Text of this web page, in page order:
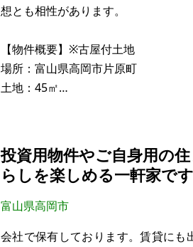
想とも相性があります。
【物件概要】※古屋付土地
場所：富山県高岡市片原町
土地：45㎡
現況：空き家
希望価格：190万円
※現状有姿、および公簿売買でのお取
投資用物件やご自身用の
らしを楽しめる一軒家です
富山県高岡市
会社で保有しております。賃貸に